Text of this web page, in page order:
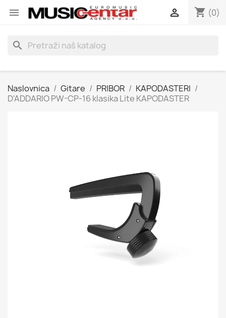
 shopping_cart (0)

search
Naslovnica Gitare PRIBOR
KAPODASTERI
D'ADDARIO PW-CP-16 klasika Lite KAPODASTER